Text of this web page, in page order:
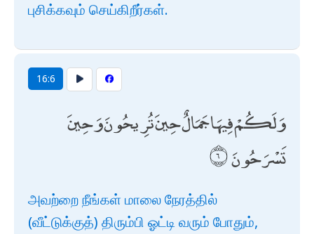
புசிக்கவும் செய்கிறீர்கள்.
16:6
وَلَكُمْ فِيهَا جَمَالٌ حِينَ تُرِيحُونَ وَحِينَ
تَسْرَحُونَ
அவற்றை நீங்கள் மாலை நேரத்தில்
(வீட்டுக்குத்) திரும்பி ஓட்டி வரும் போதும்,